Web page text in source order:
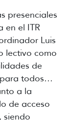
presenciales
en el ITR
Luis
lectivo como
de
para todos…
a la
de acceso
siendo